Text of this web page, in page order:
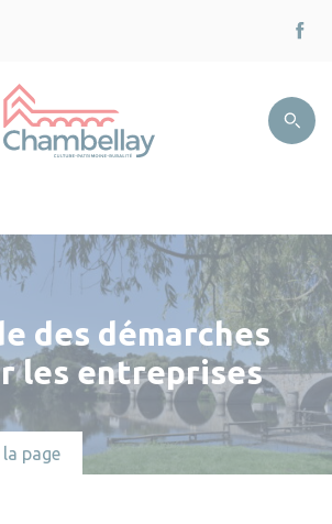
des démarches
les entreprises
page